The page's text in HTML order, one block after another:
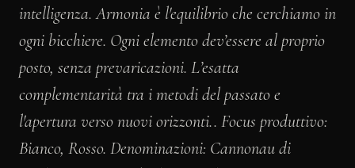
intelligenza. Armonia è l'equilibrio che cerchiamo in
ogni bicchiere. Ogni elemento dev’essere al proprio
posto, senza prevaricazioni. L’esatta
complementarità tra i metodi del passato e
l'apertura verso nuovi orizzonti.. Focus produttivo:
Bianco, Rosso. Denominazioni: Cannonau di